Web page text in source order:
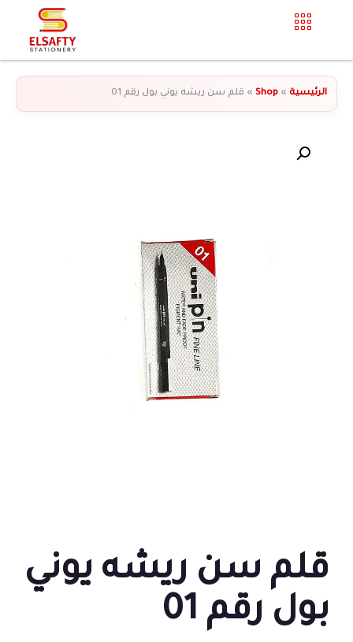
الرئيسية »
Shop
» قلم سن ريشه يوني بول رقم 01
قلم سن ريشه يوني
بول رقم 01